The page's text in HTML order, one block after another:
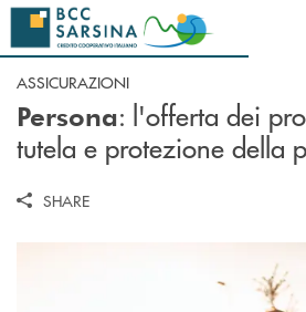
Salta al contenuto principale
ASSICURAZIONI
Persona: l'offerta dei
tutela e protezione della
SHARE